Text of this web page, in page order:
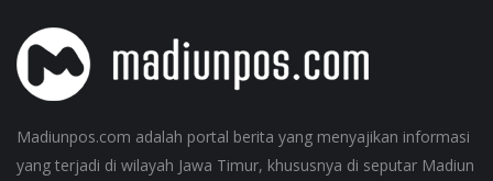
Madiunpos.com adalah portal berita yang menyajikan informasi
yang terjadi di wilayah Jawa Timur, khususnya di seputar Madiun